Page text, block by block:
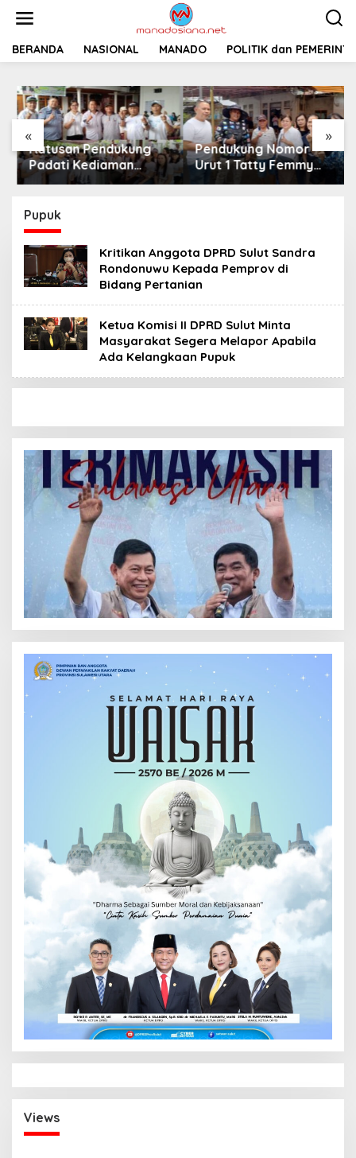
t
BERANDA NASIONAL MANADO POLITIK dan
« »
Ratusan Pendukung
Padati Kediaman
Cristy Toar Nomor
Dukungan Penuh
Kepada Calon Hukum
Tua Walantakan
Pendukung Nomor
Urut 1 Tatty Femmy
Pangkey Berikan
Pupuk
Kritikan Anggota DPRD Sulut Sandra
Rondonuwu Kepada Pemprov di
Bidang Pertanian
Ketua Komisi II DPRD Sulut Minta
Masyarakat Segera Melapor Apabila
Ada Kelangkaan Pupuk
Views